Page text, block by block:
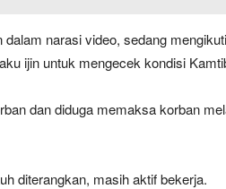
narasi video, sedang
ijin untuk mengecek kondisi
dan diduga memaksa korban
diterangkan, masih aktif bekerja.